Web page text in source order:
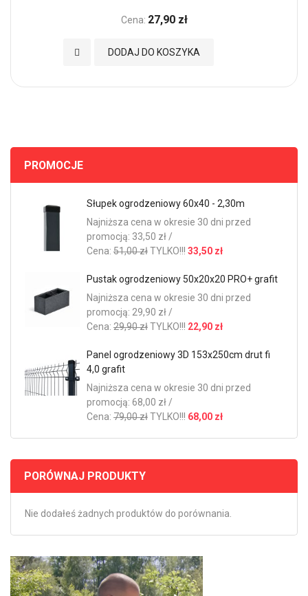
Cena: 27,90 zł
DODAJ DO KOSZYKA
Dodaj do Ulubionych
PROMOCJE
Słupek ogrodzeniowy 60x40 - 2,30m
Najniższa cena w okresie 30 dni przed
promocją: 33,50 zł /
Cena: 51,00 złTYLKO!!! 33,50 zł
Pustak ogrodzeniowy 50x20x20 PRO+ grafit
Najniższa cena w okresie 30 dni przed
promocją: 29,90 zł /
Cena: 29,90 złTYLKO!!! 22,90 zł
Panel ogrodzeniowy 3D 153x250cm drut fi
4,0 grafit
Najniższa cena w okresie 30 dni przed
promocją: 68,00 zł /
Cena: 79,00 złTYLKO!!! 68,00 zł
PORÓWNAJ PRODUKTY
Nie dodałeś żadnych produktów do porównania.